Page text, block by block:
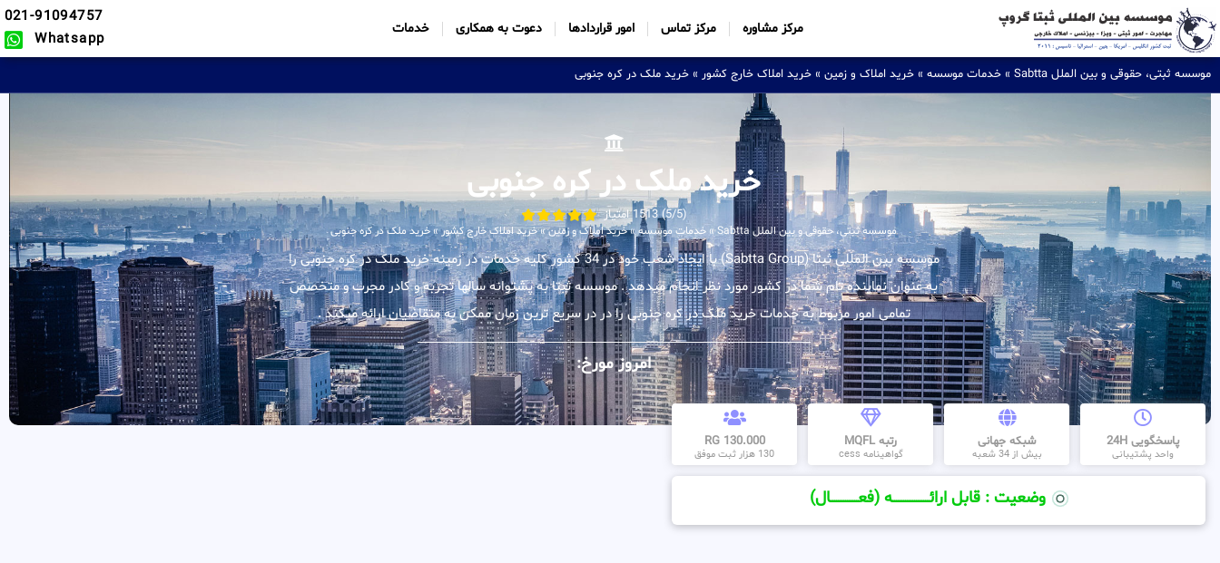
مرکز مشاوره مرکز تماس امور قراردادها دعوت به همکاری خدمات
021-91094757
Whatsapp
موسسه ثبتی، حقوقی و بین الملل Sabtta » خدمات موسسه » خرید املاک و زمین » خرید املاک خارج کشور » خرید ملک در کره جنوبی
خرید ملک در کره جنوبی
(5/5) 1513 امتیاز
موسسه ثبتی، حقوقی و بین الملل Sabtta » خدمات موسسه»خرید املاک و زمین»خرید املاک خارج کشور»خرید ملک در کره جنوبی
موسسه بین المللی ثبتا (Sabtta Group) با ایجاد شعب خود در 34 کشور کلیه خدمات در زمینه خرید ملک در کره جنوبی را
به عنوان نماینده تام شما در کشور مورد نظر انجام میدهد . موسسه ثبتا به پشتوانه سالها تجربه و کادر مجرب و متخصص
تمامی امور مربوط به خدمات خرید ملک در کره جنوبی را در در سریع ترین زمان ممکن به متقاضیان ارائه میکند .
امروز مورخ:
پاسخگویی 24H
واحد پشتیبانی
شبکه جهانی
بیش از 34 شعبه
رتبه MQFL
گواهینامه cess
130.000 RG
130 هزار ثبت موفق
وضعیت : قابل ارائــــــــــــــــــــه (فعـــــــــــــــال)